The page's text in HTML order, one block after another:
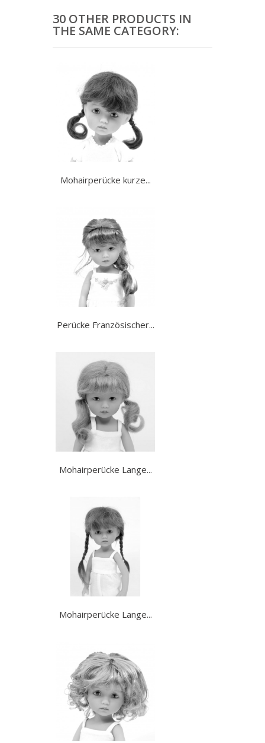
30 OTHER PRODUCTS IN
THE SAME CATEGORY:
Mohairperücke kurze...
Perücke Französischer...
Mohairperücke Lange...
Mohairperücke Lange...